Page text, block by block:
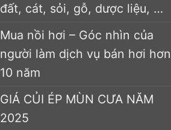
đất, cát, sỏi, gỗ, dược liệu, …
Mua nồi hơi – Góc nhìn của
người làm dịch vụ bán hơi hơn
10 năm
GIÁ CỦI ÉP MÙN CƯA NĂM
2025